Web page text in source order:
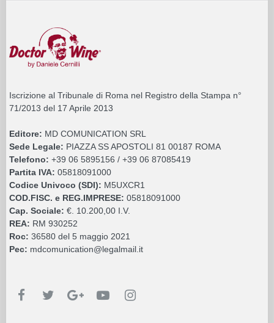
Iscrizione al Tribunale di Roma nel Registro della Stampa n°
71/2013 del 17 Aprile 2013
Editore: MD COMUNICATION SRL
Sede Legale: PIAZZA SS APOSTOLI 81 00187 ROMA
Telefono: +39 06 5895156 / +39 06 87085419
Partita IVA: 05818091000
Codice Univoco (SDI): M5UXCR1
COD.FISC. e REG.IMPRESE: 05818091000
Cap. Sociale: €. 10.200,00 I.V.
REA: RM 930252
Roc: 36580 del 5 maggio 2021
Pec: mdcomunication@legalmail.it